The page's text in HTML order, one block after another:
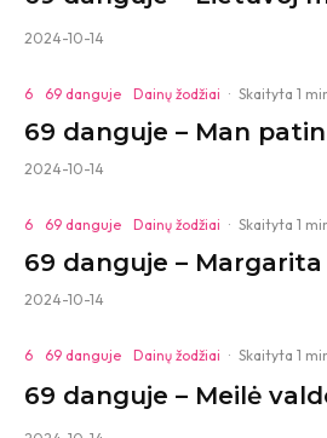
2024-10-14
6 69 danguje Dainų žodžiai · Skaityta 1
69 danguje – Man
2024-10-14
6 69 danguje Dainų žodžiai · Skaityta 1
69 danguje – Margarita
2024-10-14
6 69 danguje Dainų žodžiai · Skaityta 1
69 danguje – Meilė